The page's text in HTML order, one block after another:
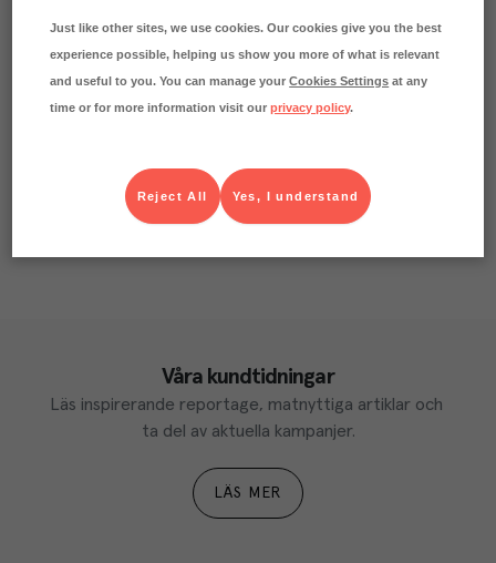
CO₂e/kg
13.4kg
Varje kilo av varan påverkar klimatet motsvarande
Läs mer om hur vi beräknar klimatavtryck
Våra kundtidningar
Läs inspirerande reportage, matnyttiga artiklar och
ta del av aktuella kampanjer.
LÄS MER
Just like other sites, we use cookies. Our cookies give you the best
experience possible, helping us show you more of what is relevant
and useful to you. You can manage yourCookies Settings at any
time or for more information visit ourprivacy policy.
Yes, I understand
Reject All